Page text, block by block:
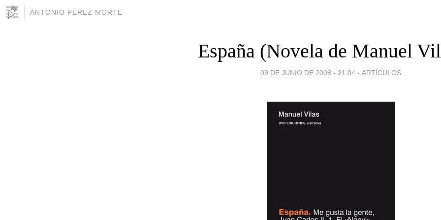
ANTONIO PÉREZ MORTE
España (Novela de Manuel
09 DE JUNIO DE 2008 - 21:04 - ARTÍCULOS